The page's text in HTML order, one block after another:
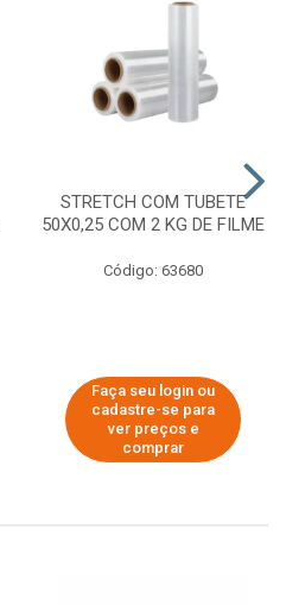
STRETCH COM TUBETE
50X0,25 COM 2 KG DE FILME
Código: 63680
Faça seu login ou
cadastre-se para
ver preços e
comprar